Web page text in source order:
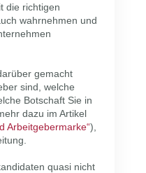
die richtigen
wahrnehmen und
gemacht
sind, welche
Botschaft Sie in
dazu im Artikel
Arbeitgebermarke“),
quasi nicht